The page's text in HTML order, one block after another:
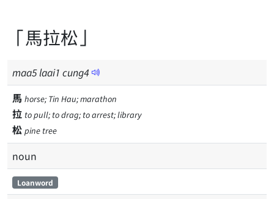
「馬拉松」
maa5laai1 cung4
馬 horse; Tin Hau; marathon
拉 to pull; to drag; to arrest; library
松 pine tree
noun
Loanword